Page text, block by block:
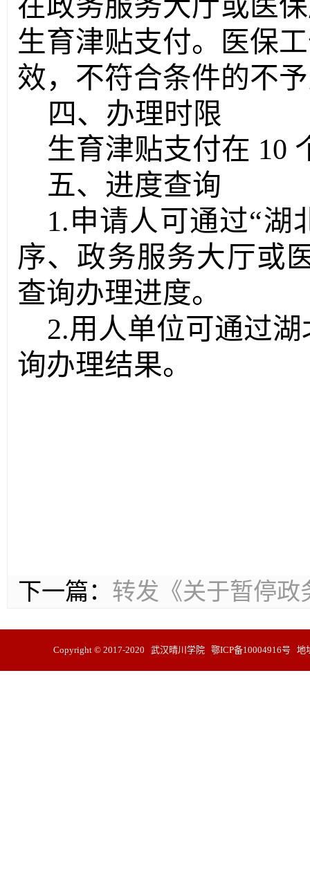
生育津贴支付。医保
效，不符合条件的不
四、办理时限
生育津贴支付在 10
五、进度查询
1.申请人可通过“湖
序、政务服务大厅或
查询办理进度。
2.用人单位可通过
询办理结果。
下一篇： 转发《关于暂停政
Copyright © 2017-2020 武汉晴川学院 鄂ICP备10004916号 地